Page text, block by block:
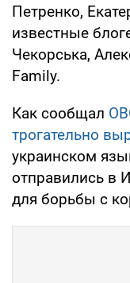
Петренко,
известные
Чекорська,
Family.
Как сообщал
трогательно
украинском
отправились в
для борьбы с